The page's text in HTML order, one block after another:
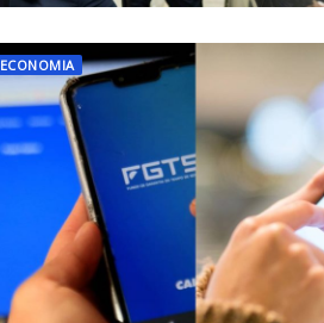
ECONOMIA